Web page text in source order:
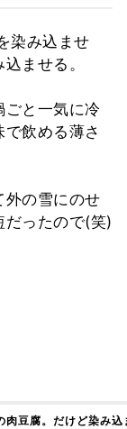
染み込ませ
ませる。
ごと一気に冷
飲める薄さ
外の雪にのせ
だったので(笑)
肉豆腐。だけど染み込